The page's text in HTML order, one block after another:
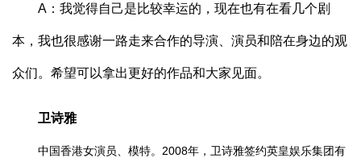
A：我觉得自己是比较幸运的，现在也有在看几个剧
本，我也很感谢一路走来合作的导演、演员和陪在身边的观
众们。希望可以拿出更好的作品和大家见面。
卫诗雅
中国香港女演员、模特。2008年，卫诗雅签约英皇娱乐集团有